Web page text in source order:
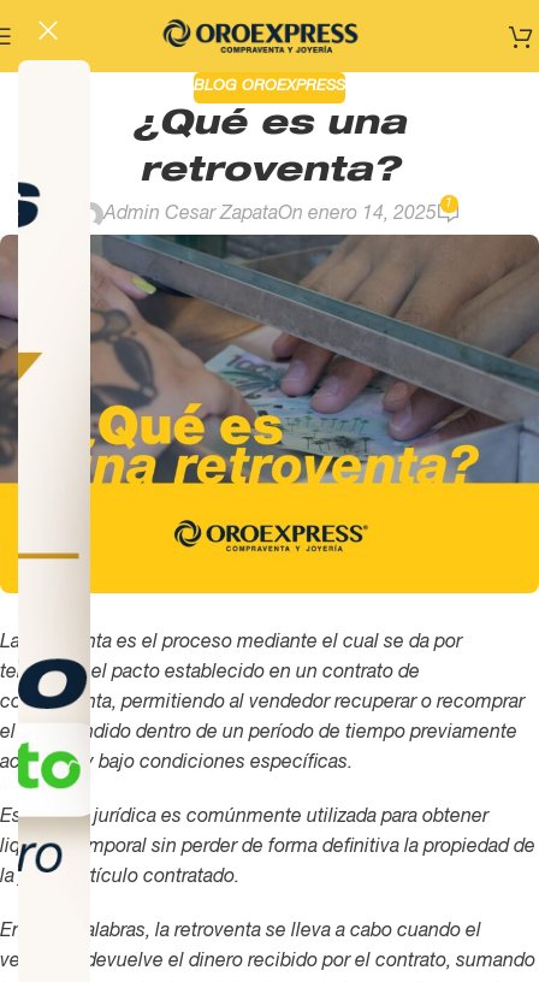
BLOG OROEXPRESS
¿Qué es una
retroventa?
Admin Cesar ZapataOn enero 14, 2025
1
La retroventa es el proceso mediante el cual se da por
terminado el pacto establecido en un contrato de
compraventa, permitiendo al vendedor recuperar o recomprar
el bien vendido dentro de un período de tiempo previamente
acordado y bajo condiciones específicas.
Esta figura jurídica es comúnmente utilizada para obtener
liquidez temporal sin perder de forma definitiva la propiedad de
la joya o artículo contratado.
En otras palabras, la retroventa se lleva a cabo cuando el
vendedor devuelve el dinero recibido por el contrato, sumando